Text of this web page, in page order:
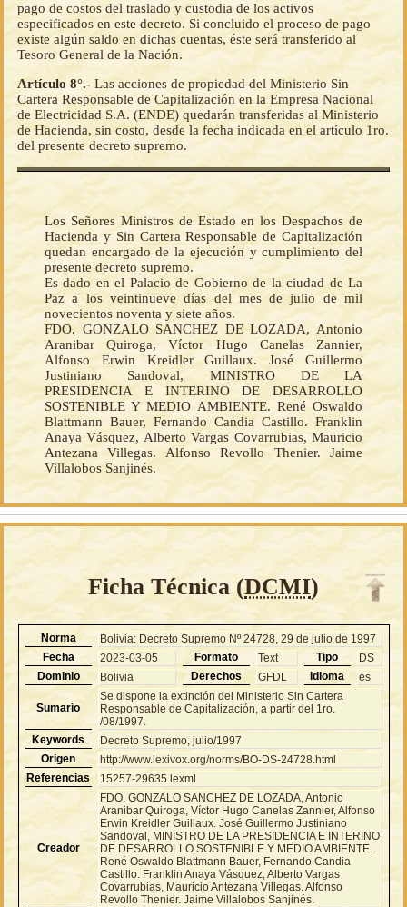
pago de costos del traslado y custodia de los activos
especificados en este decreto. Si concluido el proceso de pago
existe algún saldo en dichas cuentas, éste será transferido al
Tesoro General de la Nación.
Artículo 8°.- Las acciones de propiedad del Ministerio Sin
Cartera Responsable de Capitalización en la Empresa Nacional
de Electricidad S.A. (ENDE) quedarán transferidas al Ministerio
de Hacienda, sin costo, desde la fecha indicada en el artículo 1ro.
del presente decreto supremo.
Los Señores Ministros de Estado en los Despachos de
Hacienda y Sin Cartera Responsable de Capitalización
quedan encargado de la ejecución y cumplimiento del
presente decreto supremo.
Es dado en el Palacio de Gobierno de la ciudad de La
Paz a los veintinueve días del mes de julio de mil
novecientos noventa y siete años.
FDO. GONZALO SANCHEZ DE LOZADA, Antonio
Aranibar Quiroga, Víctor Hugo Canelas Zannier,
Alfonso Erwin Kreidler Guillaux. José Guillermo
Justiniano Sandoval, MINISTRO DE LA
PRESIDENCIA E INTERINO DE DESARROLLO
SOSTENIBLE Y MEDIO AMBIENTE. René Oswaldo
Blattmann Bauer, Fernando Candia Castillo. Franklin
Anaya Vásquez, Alberto Vargas Covarrubias, Mauricio
Antezana Villegas. Alfonso Revollo Thenier. Jaime
Villalobos Sanjinés.
Ficha Técnica (DCMI)
Norma
Bolivia: Decreto Supremo Nº 24728, 29 de julio de 1997
Fecha
2023-03-05 Formato Text Tipo
DS
Dominio
Bolivia Derechos GFDL Idioma es
Sumario
Se dispone la extinción del Ministerio Sin Cartera
Responsable de Capitalización, a partir del 1ro.
/08/1997.
Keywords
Decreto Supremo, julio/1997
Origen
http://www.lexivox.org/norms/BO-DS-24728.html
Referencias
15257-29635.lexml
Creador
FDO. GONZALO SANCHEZ DE LOZADA, Antonio
Aranibar Quiroga, Víctor Hugo Canelas Zannier, Alfonso
Erwin Kreidler Guillaux. José Guillermo Justiniano
Sandoval, MINISTRO DE LA PRESIDENCIA E INTERINO
DE DESARROLLO SOSTENIBLE Y MEDIO AMBIENTE.
René Oswaldo Blattmann Bauer, Fernando Candia
Castillo. Franklin Anaya Vásquez, Alberto Vargas
Covarrubias, Mauricio Antezana Villegas. Alfonso
Revollo Thenier. Jaime Villalobos Sanjinés.